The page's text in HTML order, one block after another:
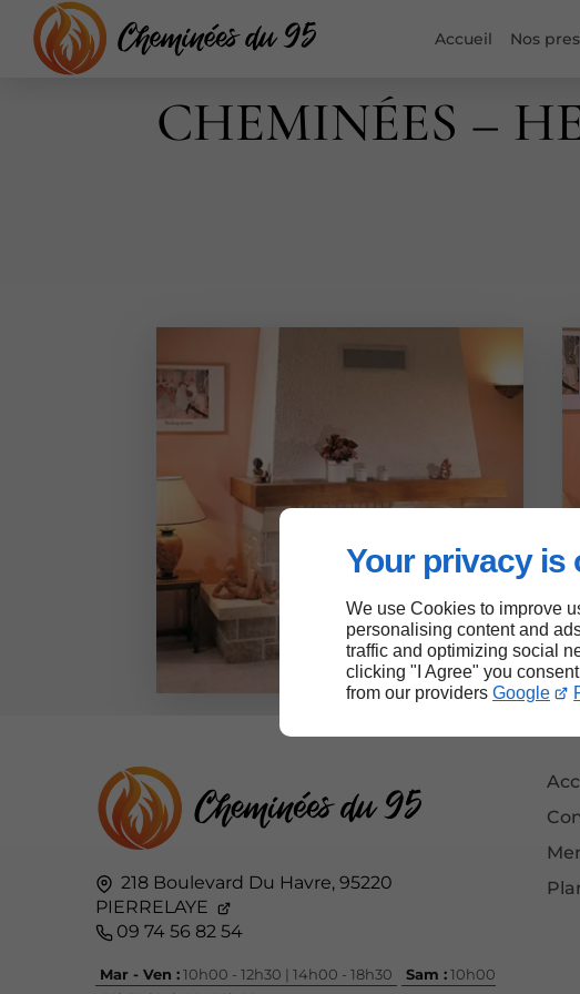
Your privacy is
We use Cookies to improve
personalising content and
traffic and optimizing social
clicking "I Agree" you
from our providers Google
Accueil Nos
CHEMINÉES –
218 Boulevard Du Havre, 95220
PIERRELAYE
09 74 56 82 54
Mar - Ven :10h00 - 12h30 | 14h00 - 18h30 Sam :10h00